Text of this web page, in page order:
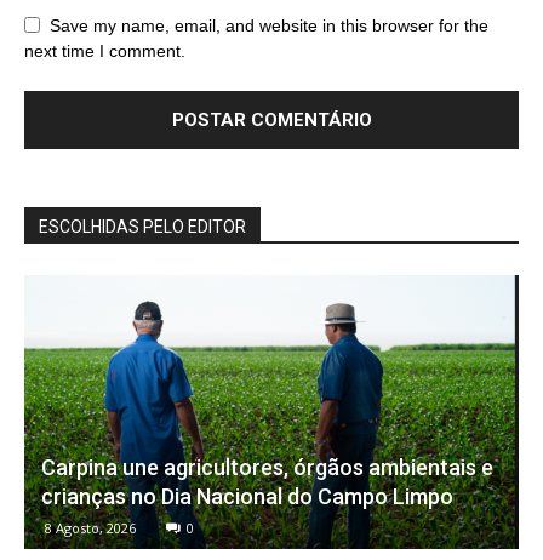
Save my name, email, and website in this browser for the
next time I comment.
ESCOLHIDAS PELO EDITOR
Carpina une agricultores, órgãos ambientais e
crianças no Dia Nacional do Campo Limpo
8 Agosto, 2026 0